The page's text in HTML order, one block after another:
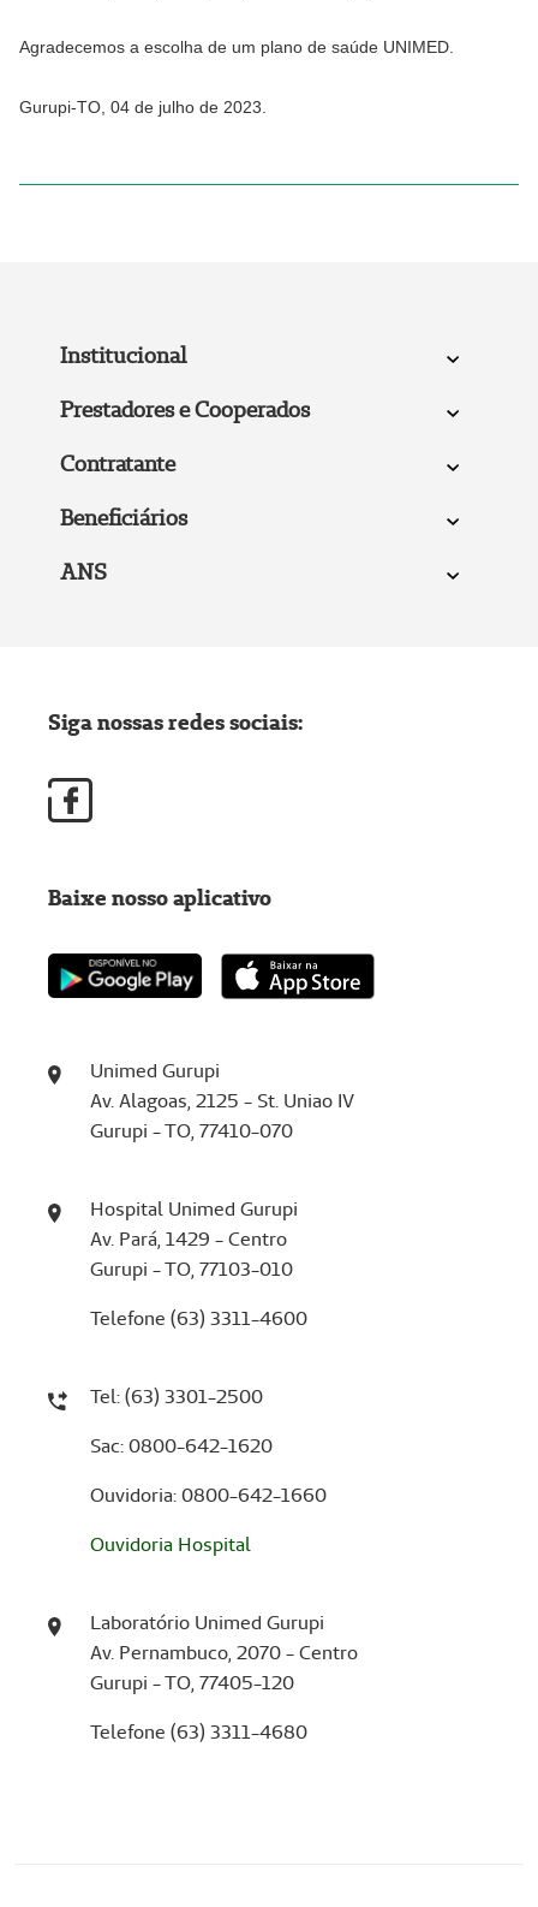
Agradecemos a escolha de um plano de saúde UNIMED.
Gurupi-TO, 04 de julho de 2023.
Institucional
Prestadores e Cooperados
Contratante
Beneficiários
ANS
Unimed Gurupi
Av. Alagoas, 2125 - St. Uniao IV
Gurupi - TO, 77410-070
Hospital Unimed Gurupi
Av. Pará, 1429 - Centro
Gurupi - TO, 77103-010
Telefone (63) 3311-4600
Tel: (63) 3301-2500
Sac: 0800-642-1620
Ouvidoria: 0800-642-1660
Ouvidoria Hospital
Laboratório Unimed Gurupi
Av. Pernambuco, 2070 - Centro
Gurupi - TO, 77405-120
Telefone (63) 3311-4680
Siga nossas redes sociais:
Baixe nosso aplicativo